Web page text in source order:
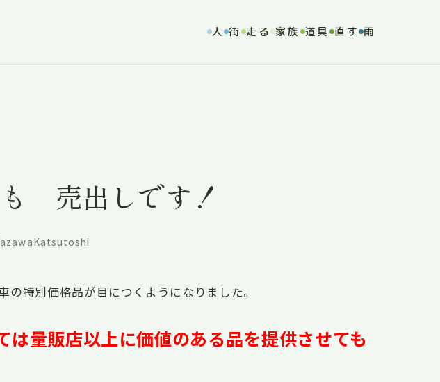
人 街 走る 家族 道具 直す 雨
売出しです！
特別価格品が目につくようになりました。
量販店以上に価値のある品を提供させても